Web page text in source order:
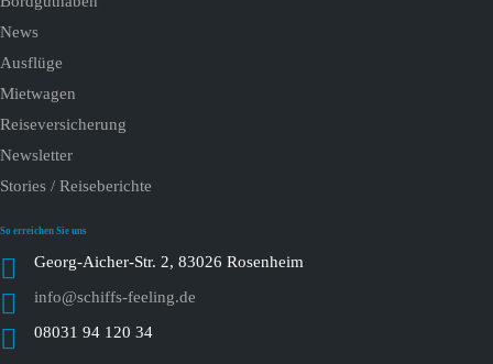
News
Ausflüge
Mietwagen
Reiseversicherung
Newsletter
Stories / Reiseberichte
So erreichen Sie uns
Georg-Aicher-Str. 2, 83026 Rosenheim
info@schiffs-feeling.de
08031 94 120 34